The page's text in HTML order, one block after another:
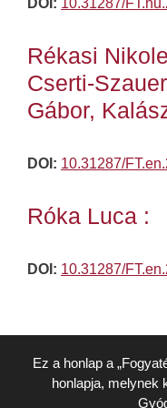
Rékasi
Cserti-
Gábor,
DOI: 10.31287/
Róka Luca :
DOI: 10.31287/
Ez a honlap a
honlapja, melynek